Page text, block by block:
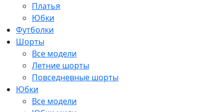
Платья
Юбки
Футболки
Шорты
Все модели
Летние шорты
Повседневные шорты
Юбки
Все модели